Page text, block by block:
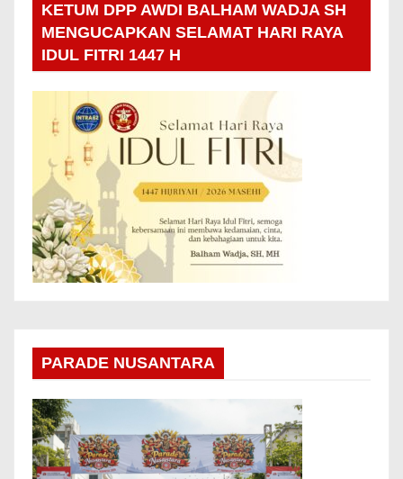
KETUM DPP AWDI BALHAM WADJA SH
MENGUCAPKAN SELAMAT HARI RAYA
IDUL FITRI 1447 H
PARADE NUSANTARA